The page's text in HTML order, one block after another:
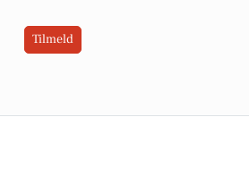
Tilmeld